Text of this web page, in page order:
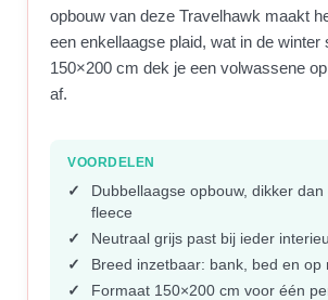
opbouw van deze Travelhawk maakt
een enkellaagse plaid, wat in de winter
150×200 cm dek je een volwassene
af.
VOORDELEN
Dubbellaagse opbouw, dikker dan
fleece
Neutraal grijs past bij ieder
Breed inzetbaar: bank, bed en op
Formaat 150×200 cm voor één